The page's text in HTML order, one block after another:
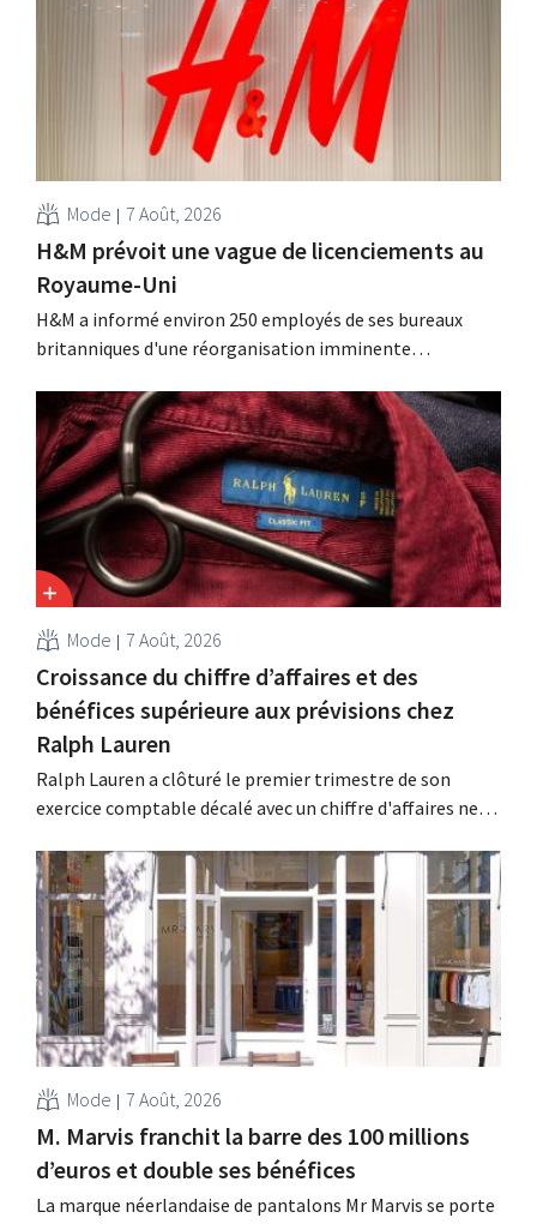
Mode 7 Août, 2026
H&M prévoit une vague de licenciements au
Royaume-Uni
H&M a informé environ 250 employés de ses bureaux
britanniques d'une réorganisation imminente
Cette restructuration fait suite à des mesures prises
précédemment aux Pays-Bas, en Belgique et en Espagne,
qui avaient déjà entraîné la suppression de centaines
d'emplois.
Mode 7 Août, 2026
Croissance du chiffre d’affaires et des
bénéfices supérieure aux prévisions chez
Ralph Lauren
Ralph Lauren a clôturé le premier trimestre de son
exercice comptable décalé avec un chiffre d'affaires net
soit une hausse de 14 % par rapport à l'année
précédente. Fort de ce démarrage supérieur aux
attentes, le groupe revoit également à la...
Mode 7 Août, 2026
M. Marvis franchit la barre des 100 millions
d’euros et double ses bénéfices
La marque néerlandaise de pantalons Mr Marvis se porte